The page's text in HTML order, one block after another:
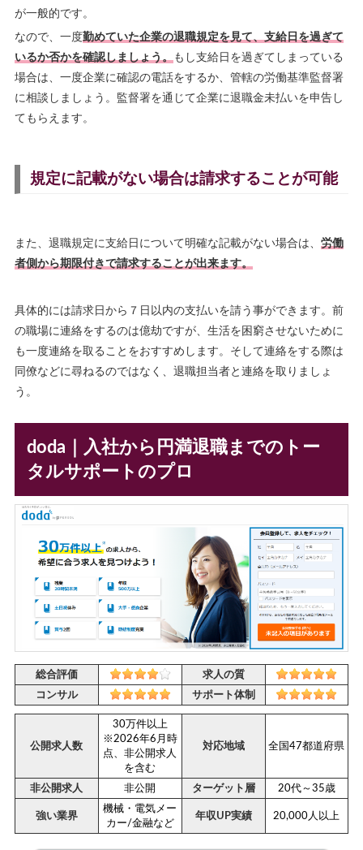
が一般的です。
なので、一度勤めていた企業の退職規定を見て、支給日を過ぎて
いるか否かを確認しましょう。
もし支給日を過ぎてしまっている
場合は、一度企業に確認の電話をするか、管轄の労働基準監督署
に相談しましょう。監督署を通じて企業に退職金未払いを申告し
てもらえます。
規定に記載がない場合は請求することが可能
また、退職規定に支給日について明確な記載がない場合は、 労働
者側から期限付きで請求することが出来ます。
具体的には請求日から７日以内の支払いを請う事ができます。前
の職場に連絡をするのは億劫ですが、生活を困窮させないために
も一度連絡を取ることをおすすめします。そして連絡をする際は
同僚などに尋ねるのではなく、退職担当者と連絡を取りましょ
う。
doda｜入社から円満退職までのトー
タルサポートのプロ
総合評価
求人の質
コンサル
サポート体制
公開求人数
30万件以上
※2026年6月時
点、非公開求人
を含む
対応地域 全国47都道府県
非公開求人 非公開 ターゲット層 20代～35歳
強い業界
機械・電気メー
カー/金融など
年収UP実績 20,000人以上